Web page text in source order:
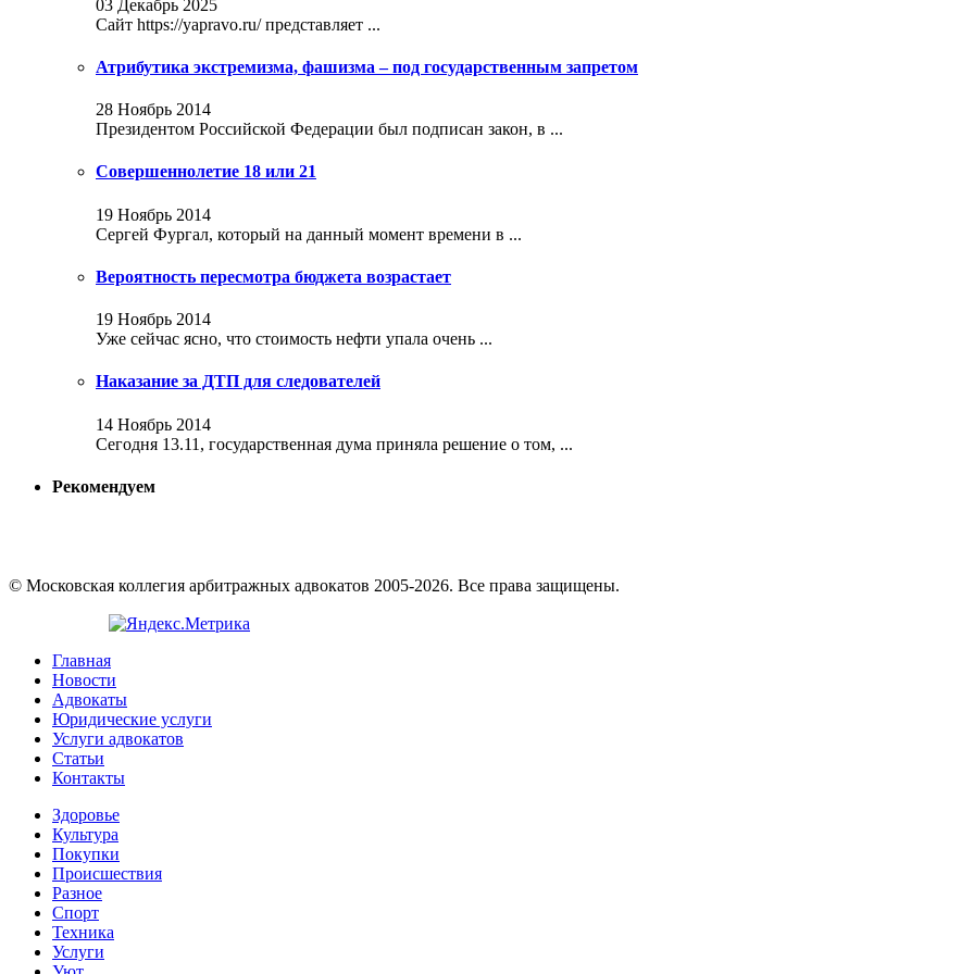
03 Декабрь 2025
Сайт https://yapravo.ru/ представляет ...
Атрибутика экстремизма, фашизма – под государственным запретом
28 Ноябрь 2014
Президентом Российской Федерации был подписан закон, в ...
Совершеннолетие 18 или 21
19 Ноябрь 2014
Сергей Фургал, который на данный момент времени в ...
Вероятность пересмотра бюджета возрастает
19 Ноябрь 2014
Уже сейчас ясно, что стоимость нефти упала очень ...
Наказание за ДТП для следователей
14 Ноябрь 2014
Сегодня 13.11, государственная дума приняла решение о том, ...
Рекомендуем
© Московская коллегия арбитражных адвокатов 2005-2026. Все права защищены.
Главная
Новости
Адвокаты
Юридические услуги
Услуги адвокатов
Статьи
Контакты
Здоровье
Культура
Покупки
Происшествия
Разное
Спорт
Техника
Услуги